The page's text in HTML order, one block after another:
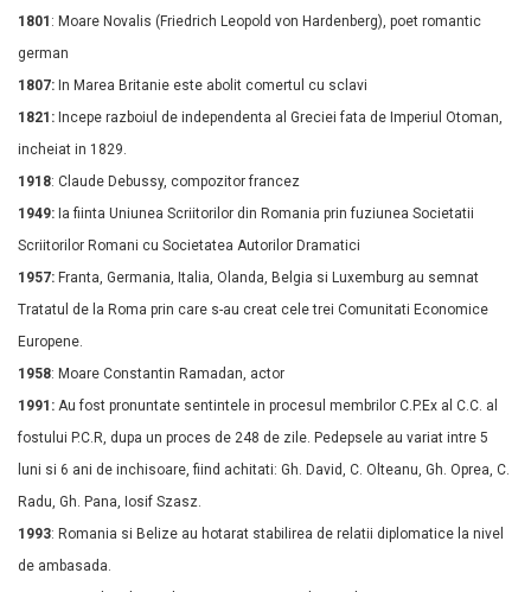
1801 : Moare Novalis (Friedrich Leopold von Hardenberg), poet romantic
german
1807: In Marea Britanie este abolit comertul cu sclavi
1821: Incepe razboiul de independenta al Greciei fata de Imperiul Otoman,
incheiat in 1829.
1918: Claude Debussy, compozitor francez
1949: Ia fiinta Uniunea Scriitorilor din Romania prin fuziunea Societatii
Scriitorilor Romani cu Societatea Autorilor Dramatici
1957: Franta, Germania, Italia, Olanda, Belgia si Luxemburg au semnat
Tratatul de la Roma prin care s-au creat cele trei Comunitati Economice
Europene.
1958: Moare Constantin Ramadan, actor
1991: Au fost pronuntate sentintele in procesul membrilor C.P.Ex al C.C. al
fostului P.C.R, dupa un proces de 248 de zile. Pedepsele au variat intre 5
luni si 6 ani de inchisoare, fiind achitati: Gh. David, C. Olteanu, Gh. Oprea, C.
Radu, Gh. Pana, Iosif Szasz.
1993: Romania si Belize au hotarat stabilirea de relatii diplomatice la nivel
de ambasada.